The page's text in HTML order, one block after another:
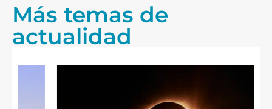
Más temas de
actualidad